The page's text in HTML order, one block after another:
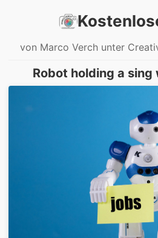
von Marco Verch unter
Robot holding a